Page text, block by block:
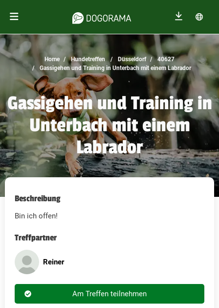
Home Hundetreffen Düsseldorf
40627
Gassigehen und Training in Unterbach mit einem Labrador
Gassigehen und Training in
Unterbach mit einem
Labrador
Beschreibung
Bin ich offen!
Treffpartner
Reiner
Am Treffen teilnehmen